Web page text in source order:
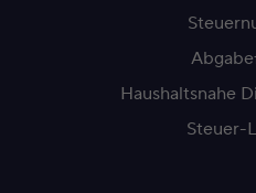
Haushaltsnahe
Steuer-